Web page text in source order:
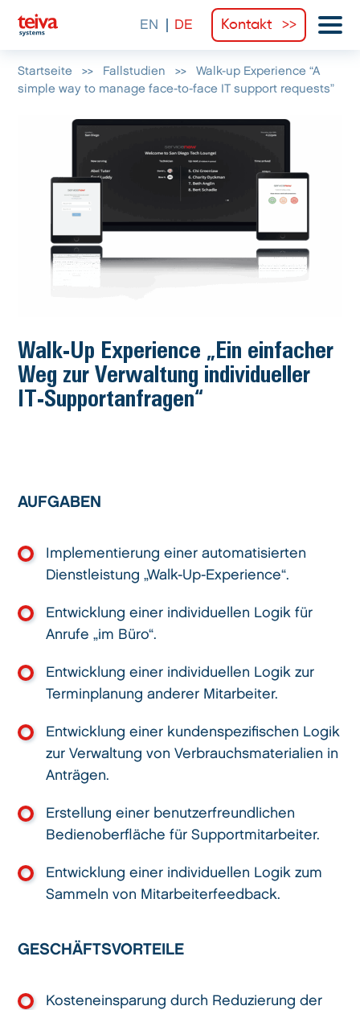
Kontakt
Startseite >> Fallstudien >>
Walk-up Experience “A
simple way to manage face-to-face IT support requests”
Walk-Up Experience „Ein einfacher
Weg zur Verwaltung individueller
IT-Supportanfragen“
AUFGABEN
Implementierung einer automatisierten
Dienstleistung „Walk-Up-Experience“.
Entwicklung einer individuellen Logik für
Anrufe „im Büro“.
Entwicklung einer individuellen Logik zur
Terminplanung anderer Mitarbeiter.
Entwicklung einer kundenspezifischen Logik
zur Verwaltung von Verbrauchsmaterialien in
Anträgen.
Erstellung einer benutzerfreundlichen
Bedienoberfläche für Supportmitarbeiter.
Entwicklung einer individuellen Logik zum
Sammeln von Mitarbeiterfeedback.
GESCHÄFTSVORTEILE
Kosteneinsparung durch Reduzierung der